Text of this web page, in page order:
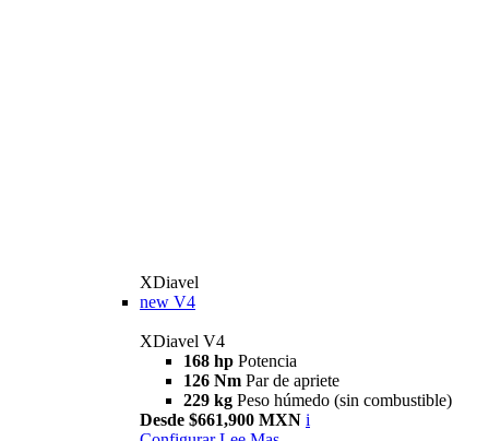
XDiavel
new V4
XDiavel V4
168 hp Potencia
126 Nm Par de apriete
229 kg Peso húmedo (sin combustible)
Desde $661,900 MXN i